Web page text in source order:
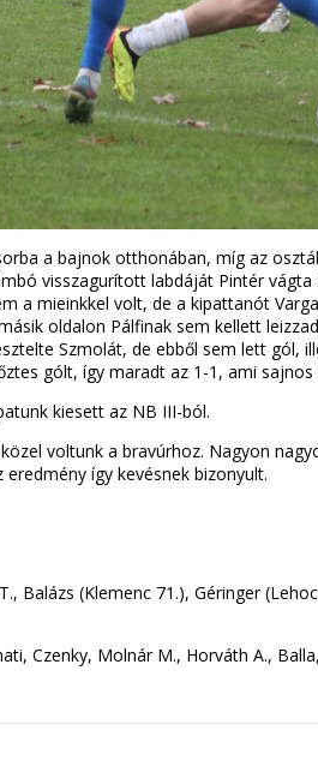
a bajnok otthonában, míg az
visszagurított labdáját Pintér
a mieinkkel volt, de a kipattanót
oldalon Pálfinak sem kellett
Szmolát, de ebből sem lett
gólt, így maradt az 1-1, ami sajnos
kiesett az NB III-ból.
közel voltunk a bravúrhoz. Nagyon
így kevésnek bizonyult.
Balázs (Klemenc 71.), Géringer
Czenky, Molnár M., Horváth A.,